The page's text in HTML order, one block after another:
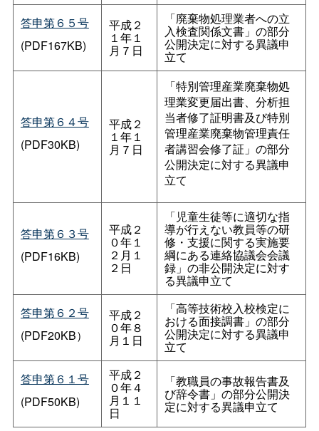
答申第６５号
(PDF167KB)
平成２
１年１
月７日
「廃棄物処理業者への立
入検査関係文書」の部分
公開決定に対する異議申
立て
答申第６４号
(PDF30KB)
平成２
１年１
月７日
「特別管理産業廃棄物処
理業変更届出書、分析担
当者修了証明書及び特別
管理産業廃棄物管理責任
者講習会修了証」の部分
公開決定に対する異議申
立て
答申第６３号
(PDF16KB)
平成２
０年１
２月１
２日
「児童生徒等に適切な指
導が行えない教員等の研
修・支援に関する実施要
綱にある連絡協議会会議
録」の非公開決定に対す
る異議申立て
答申第６２号
(PDF20KB）
平成２
０年８
月１日
「高等技術校入校検定に
おける面接調書」の部分
公開決定に対する異議申
立て
答申第６１号
(PDF50KB)
平成２
０年４
月１１
日
「教職員の事故報告書及
び辞令書」の部分公開決
定に対する異議申立て